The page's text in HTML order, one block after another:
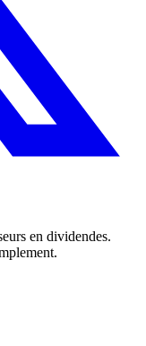
en dividendes.